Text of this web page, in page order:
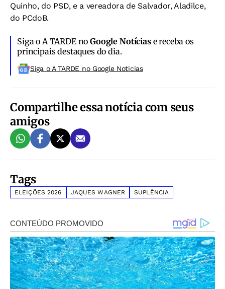
Quinho, do PSD, e a vereadora de Salvador, Aladilce,
do PCdoB.
Siga o A TARDE noGoogle Notíciase receba os
principais destaques do dia.
Siga o A TARDE no Google Noticias
Compartilhe essa notícia com seus
amigos
Tags
ELEIÇÕES 2026 JAQUES WAGNER SUPLÊNCIA